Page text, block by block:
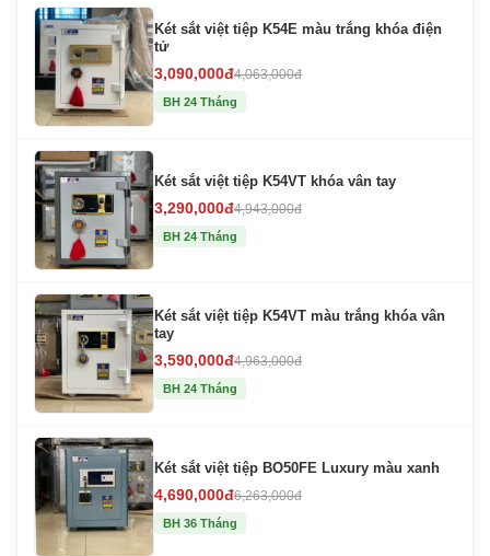
Két sắt việt tiệp K54E màu trắng khóa điện
tử
3,090,000đ4,063,000đ
BH 24 Tháng
Két sắt việt tiệp K54VT khóa vân tay
3,290,000đ4,943,000đ
BH 24 Tháng
Két sắt việt tiệp K54VT màu trắng khóa vân
tay
3,590,000đ4,963,000đ
BH 24 Tháng
Két sắt việt tiệp BO50FE Luxury màu xanh
4,690,000đ6,263,000đ
BH 36 Tháng